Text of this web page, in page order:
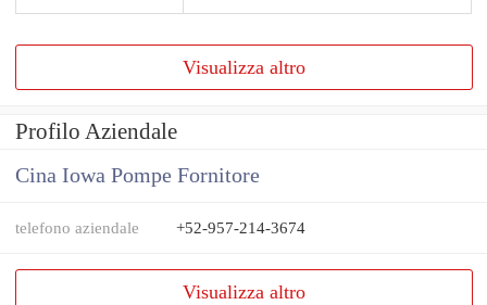
Visualizza altro
Profilo Aziendale
Cina Iowa Pompe Fornitore
telefono aziendale +52-957-214-3674
Visualizza altro